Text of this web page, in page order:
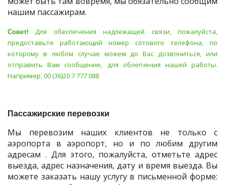
нашим пассажирам.
Совет!Для обеспечения надлежащей связи, пожалуйста,
предоставьте работающий номер сотового телефона, по
которому в любом случае можем до Вас дозвониться, или
отправить Вам сообщение, для облегчения нашей работы.
Например: 00 (36)20 7 777 088
Пассажирские перевозки
Мы перевозим наших клиентов не только с
аэропорта в аэропорт, но и по любим другим
адресам . Для этого, пожалуйста, отметьте адрес
выезда, адрес назначения, дату и время выезда. Вы
можете заказать нашу услугу в письменной форме: